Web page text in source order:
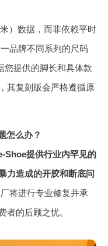
）数据，而非依赖平时
品牌不同系列的尺码
您提供的脚长和具体款
其复刻版会严格遵循原
怎么办？
Shoe提供行业内罕见的
力造成的开胶和断底问
将进行专业修复并承
者的后顾之忧。